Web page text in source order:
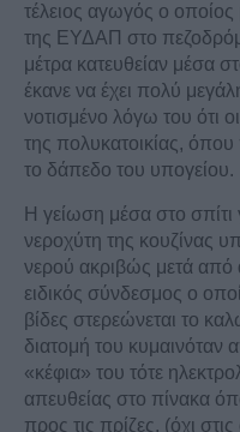
τέλειος αγωγός ο οποίος
της ΕΥΔΑΠ στο
μέτρα κατευθείαν μέσα
έκανε να έχει πολύ
νοτισμένο λόγω του ότι
της πολυκατοικίας,
το δάπεδο του υπογείου.
Η γείωση μέσα στο
νεροχύτη της κουζίνας
νερού ακριβώς μετά από
ειδικός σύνδεσμος ο
βίδες στερεώνεται το
διατομή του
«κέφια» του τότε
απευθείας στο πίνακα
προς τις πρίζες, (όχι